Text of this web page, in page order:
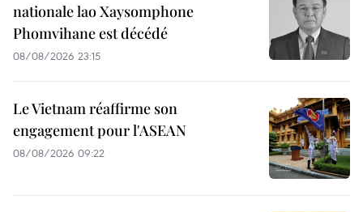
nationale lao Xaysomphone
Phomvihane est décédé
08/08/2026 23:15
Le Vietnam réaffirme son
engagement pour l'ASEAN
08/08/2026 09:22